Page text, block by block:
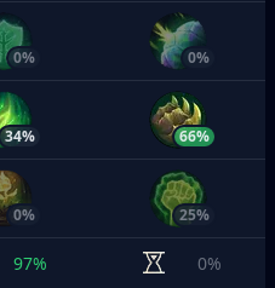
0% 0%
34% 66%
0% 25%
97%
0%